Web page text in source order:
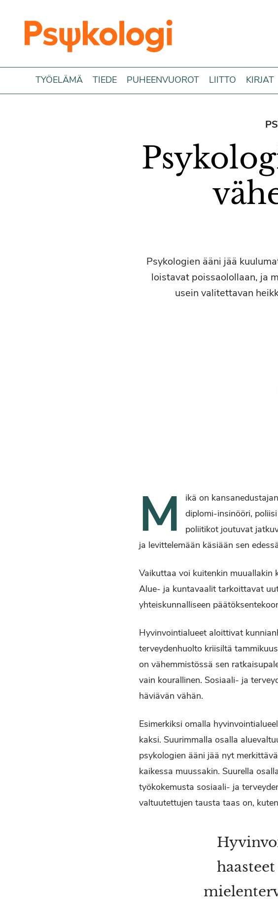
TYÖELÄMÄ TIEDE PUHEENVUOROT LIITTO KIRJAT
Psykologien ääni jää
loistavat poissaolollaan, ja
usein valitettavan
M
ikä on
diplomi-insinööri,
poliitikot joutuvat
ja levittelemään käsiään sen
Vaikuttaa voi kuitenkin muuallakin
Alue- ja kuntavaalit tarkoittavat
yhteiskunnalliseen
Hyvinvointialueet aloittivat
terveydenhuolto kriisiltä
on vähemmistössä sen
vain kourallinen. Sosiaali- ja
häviävän vähän.
Esimerkiksi omalla
kaksi. Suurimmalla osalla
psykologien ääni jää nyt
kaikessa muussakin. Suurella
työkokemusta sosiaali- ja
valtuutettujen tausta taas on,